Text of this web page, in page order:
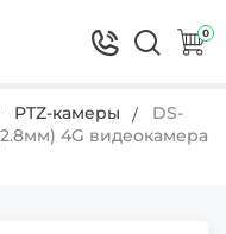
0
PTZ-камеры
DS-
4G видеокамера